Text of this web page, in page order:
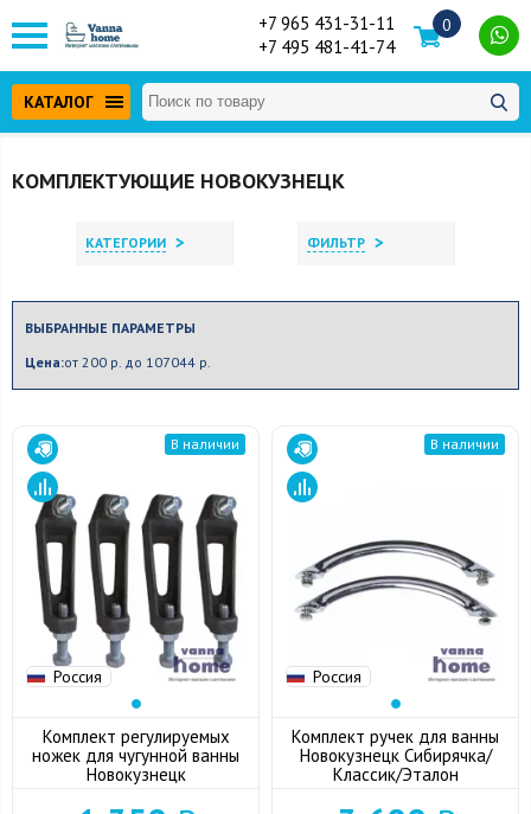
+7 965 431-31-11
+7 495 481-41-74
0
КАТАЛОГ
КОМПЛЕКТУЮЩИЕ НОВОКУЗНЕЦК
КАТЕГОРИИ > ФИЛЬТР >
ВЫБРАННЫЕ ПАРАМЕТРЫ
Цена:от 200 р. до 107044 р.
Россия
В наличии
Комплект регулируемых
ножек для чугунной ванны
Новокузнецк
Россия
В наличии
Комплект ручек для ванны
Новокузнецк Сибирячка/
Классик/Эталон